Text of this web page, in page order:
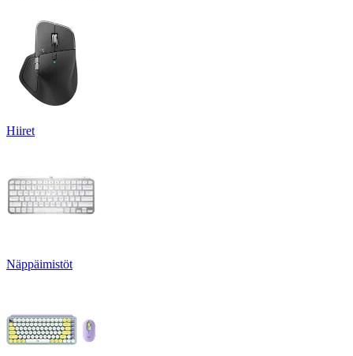
Hiiret
Näppäimistöt